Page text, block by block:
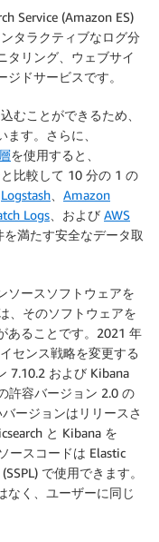
Service (Amazon ES)
タラクティブなログ分
タリング、ウェブサイ
ドサービスです。
むことができるため、
す。さらに、
を使用すると、
比較して 10 分の 1 の
Logstash
Amazon
Logs 、および AWS
満たす安全なデータ取
ソースソフトウェアを
、そのソフトウェアを
あることです。2021 年
センス戦略を変更する
7.10.2 および Kibana
許容バージョン 2.0 の
ージョンはリリースさ
と Kibana を
ースコードは Elastic
で使用できます。
なく、ユーザーに同じ